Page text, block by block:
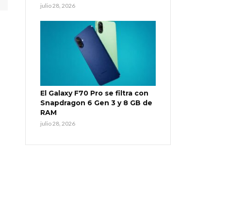
julio 28, 2026
El Galaxy F70 Pro se filtra con
Snapdragon 6 Gen 3 y 8 GB de
RAM
julio 28, 2026